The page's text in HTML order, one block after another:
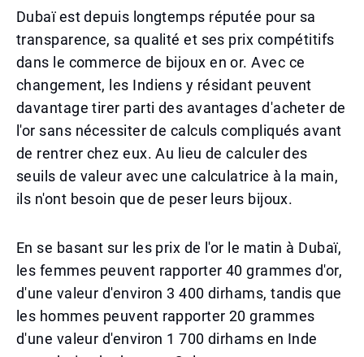
Dubaï est depuis longtemps réputée pour sa
transparence, sa qualité et ses prix compétitifs
dans le commerce de bijoux en or. Avec ce
changement, les Indiens y résidant peuvent
davantage tirer parti des avantages d'acheter de
l'or sans nécessiter de calculs compliqués avant
de rentrer chez eux. Au lieu de calculer des
seuils de valeur avec une calculatrice à la main,
ils n'ont besoin que de peser leurs bijoux.
En se basant sur les prix de l'or le matin à Dubaï,
les femmes peuvent rapporter 40 grammes d'or,
d'une valeur d'environ 3 400 dirhams, tandis que
les hommes peuvent rapporter 20 grammes
d'une valeur d'environ 1 700 dirhams en Inde